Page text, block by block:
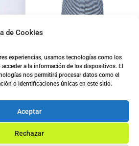
de Cookies
experiencias, usamos tecnologías como los
a la información de los dispositivos. El
nos permitirá procesar datos como el
o identificaciones únicas en este sitio.
Aceptar
Rechazar
Vestido Diana G-0422433